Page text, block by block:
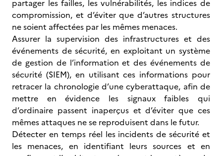
partager les failles, les vulnérabilités, les indices de
compromission, et d’éviter que d’autres structures
ne soient affectées par les mêmes menaces.
Assurer la supervision des infrastructures et des
événements de sécurité, en exploitant un système
de gestion de l’information et des événements de
sécurité (SIEM), en utilisant ces informations pour
retracer la chronologie d’une cyberattaque, afin de
mettre en évidence les signaux faibles qui
d’ordinaire passent inaperçus et d’éviter que ces
mêmes attaques ne se reproduisent dans le futur.
Détecter en temps réel les incidents de sécurité et
les menaces, en identifiant leurs sources et en